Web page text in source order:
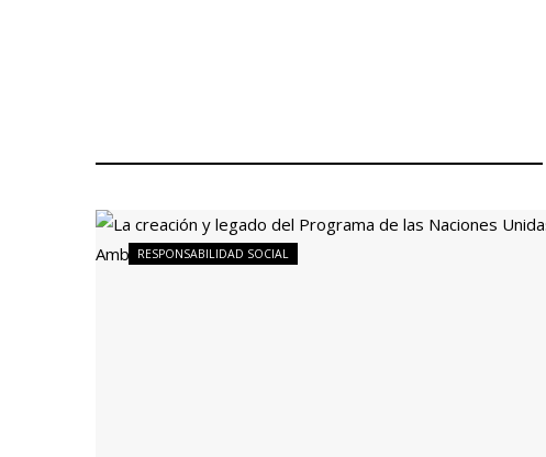
RESPONSABILIDAD SOCIAL